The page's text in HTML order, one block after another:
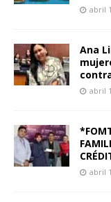
abril
Ana
abril
abril